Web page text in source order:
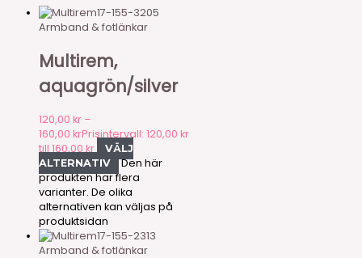
17-155-3205
Armband & fotlänkar
Multirem,
aquagrön/silver
120,00 kr –
160,00 krPrisintervall: 120,00 kr
till 160,00 kr
VÄLJ
ALTERNATIV
Den här
produkten har flera
varianter. De olika
alternativen kan väljas på
produktsidan
17-155-2313
Armband & fotlänkar